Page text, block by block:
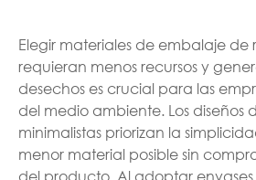
Elegir materiales de embalaje de
requieran menos recursos y
desechos es crucial para las
del medio ambiente. Los diseños
minimalistas priorizan la
menor material posible sin
del producto. Al adoptar envases